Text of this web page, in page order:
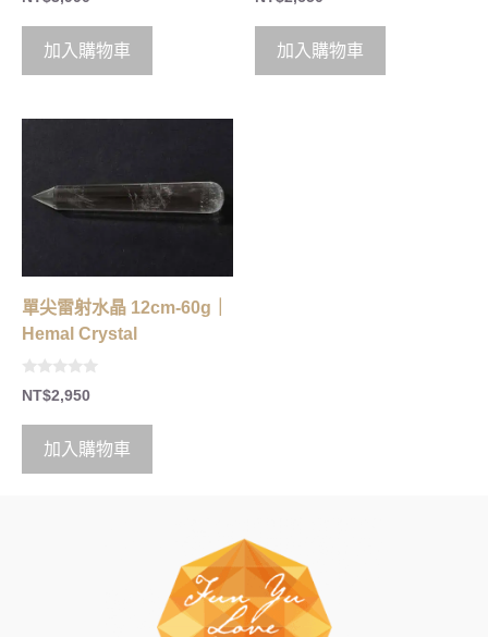
t
5
加入購物車
t
5
加入購物車
單尖雷射水晶 12cm-60g｜
Hemal Crystal
0
o
t
5
NT$2,950
加入購物車